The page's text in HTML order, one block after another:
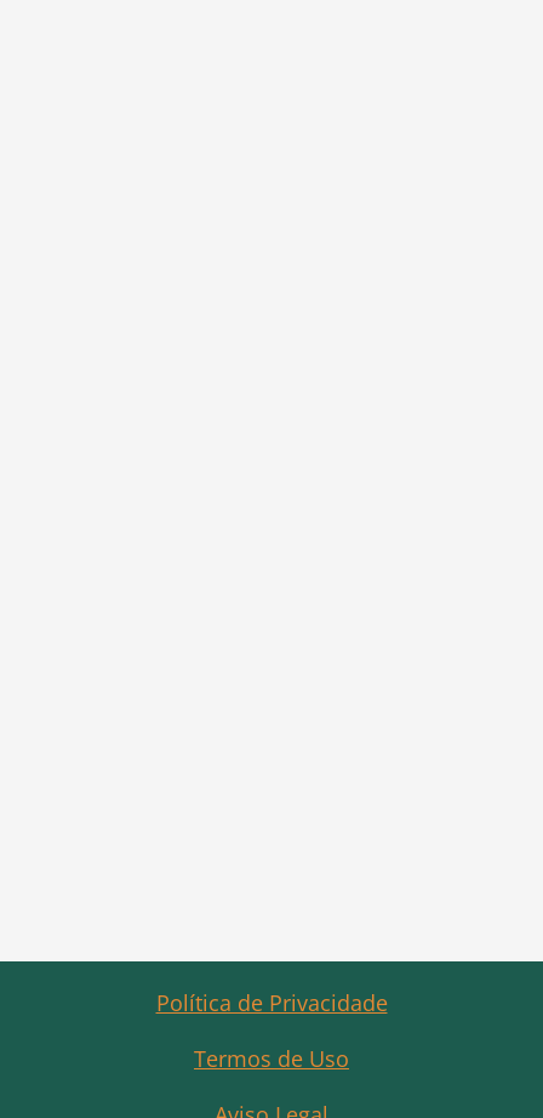
Política de Privacidade
Termos de Uso